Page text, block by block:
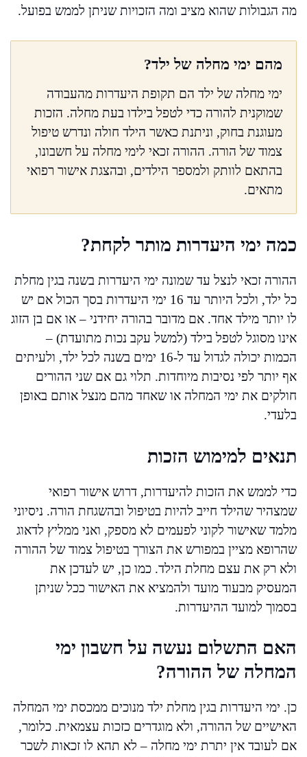
מה הגבולות שהוא מציב ומה הזכויות שניתן לממש בפועל.
מהם ימי מחלה של ילד?
ימי מחלה של ילד הם תקופת היעדרות מהעבודה
שמוקנית להורה כדי לטפל בילדו בעת מחלה. הזכות
מעוגנת בחוק, וניתנת כאשר הילד חולה ונדרש טיפול
צמוד של הורה. ההורה זכאי לימי מחלה על חשבונו,
בהתאם לוותק ולמספר הילדים, ובהצגת אישור רפואי
מתאים.
כמה ימי היעדרות מותר לקחת?
ההורה זכאי לנצל עד שמונה ימי היעדרות בשנה בגין מחלת
כל ילד, ולכל היותר עד 16 ימי היעדרות בסך הכול אם יש
לו יותר מילד אחד. אם מדובר בהורה יחידני – או אם בן הזוג
אינו מסוגל לטפל בילד (למשל עקב נכות מתועדת) –
הכמות יכולה לגדול עד ל-16 ימים בשנה לכל ילד, ולעיתים
אף יותר לפי נסיבות מיוחדות. תלוי גם אם שני ההורים
חולקים את ימי המחלה או שאחד מהם מנצל אותם באופן
בלעדי.
תנאים למימוש הזכות
כדי לממש את הזכות להיעדרות, דרוש אישור רפואי
שמצהיר שהילד חייב להיות בטיפול ובהשגחת הורה. ניסיוני
מלמד שאישור לקוני לפעמים לא מספק, ואני ממליץ לדאוג
שהרופא מציין במפורש את הצורך בטיפול צמוד של ההורה
ולא רק את עצם מחלת הילד. כמו כן, יש לעדכן את
המעסיק מבעוד מועד ולהמציא את האישור ככל שניתן
בסמוך למועד ההיעדרות.
האם התשלום נעשה על חשבון ימי
המחלה של ההורה?
כן. ימי היעדרות בגין מחלת ילד מנוכים ממכסת ימי המחלה
האישיים של ההורה, ולא מוגדרים כזכות עצמאית. כלומר,
אם לעובד אין יתרת ימי מחלה – לא תהא לו זכאות לשכר